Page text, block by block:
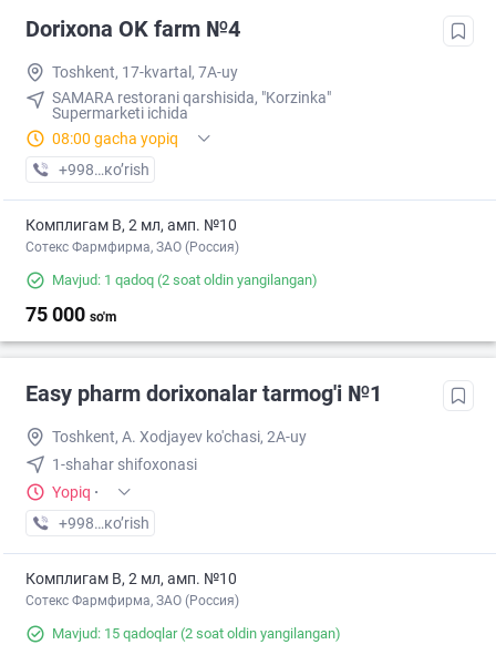
Dorixona ОK farm №4
Toshkent, 17-kvartal, 7A-uy
SAMARA restorani qarshisida, "Korzinka"
Supermarketi ichida
08:00 gacha yopiq
+998 (90) XXX-XX-XX
кo’rish
Комплигам В, 2 мл, амп. №10
Сотекс Фармфирма, ЗАО (Россия)
Mavjud: 1 qadoq (2 soat oldin yangilangan)
75 000 so'm
Easy pharm dorixonalar tarmog'i №1
Toshkent, A. Xodjayev ko'chasi, 2A-uy
1-shahar shifoxonasi
Yopiq ·
+998 (94) XXX-XX-XX
кo’rish
Комплигам В, 2 мл, амп. №10
Сотекс Фармфирма, ЗАО (Россия)
Mavjud: 15 qadoqlar(2 soat oldin yangilangan)